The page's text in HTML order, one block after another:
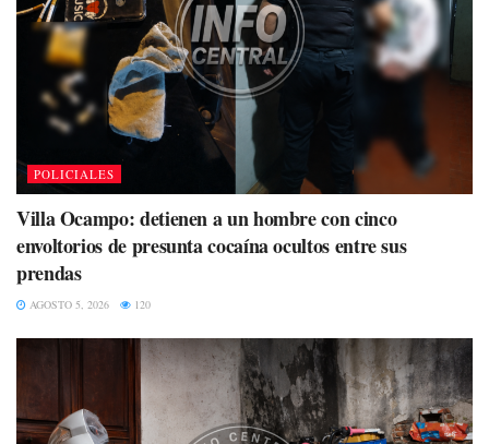
POLICIALES
Villa Ocampo: detienen a un hombre con cinco
envoltorios de presunta cocaína ocultos entre sus
prendas
AGOSTO 5, 2026 120